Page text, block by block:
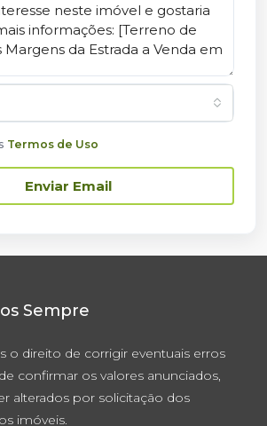
Termos de Uso
Enviar Email
Sempre
o direito de corrigir eventuais erros
confirmar os valores anunciados,
alterados por solicitação dos
imóveis.